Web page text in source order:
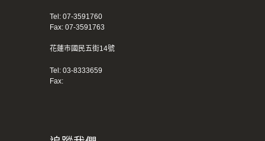
Tel: 07-3591760
Fax: 07-3591763
花蓮市國民五街14號
Tel: 03-8333659
Fax: